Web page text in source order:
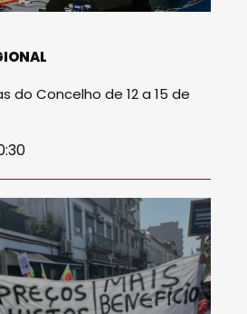
do Concelho de 12 a 15 de